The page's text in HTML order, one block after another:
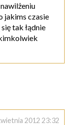
jakims czasie
tak łądnie
2012 23:32